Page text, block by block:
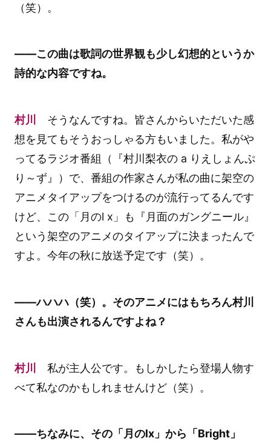
（笑）。
――この曲は歌詞の世界観も少し幻想的というか
詩的な内容ですね。
村川
そうなんですね。皆さんからいただいた感
想を見てもそうおっしゃる方もいました。私がや
ってるラジオ番組（『村川梨衣の a りえしょんぷ
り～ず』）で、番組の作家さんが私の曲に架空の
アニメタイアップをつけるのが流行ってるんです
けど、この「月のl x」も『月面のガングニール』
という架空のアニメのタイアップに決まったんで
すよ。今年の秋に放送予定です（笑）。
――ハハハ（笑）。そのアニメにはもちろん村川
さんも出演されるんですよね？
村川
私が主人公です。もしかしたら登場人物す
べて私なのかもしれませんけど（笑）。
――ちなみに、その「月のlx」から「Bright」